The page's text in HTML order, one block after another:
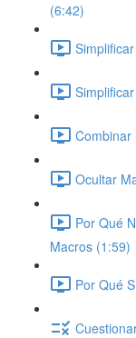
(6:42)
Combinar
Ocultar
Por Qué
Macros (1:59)
Por Qué